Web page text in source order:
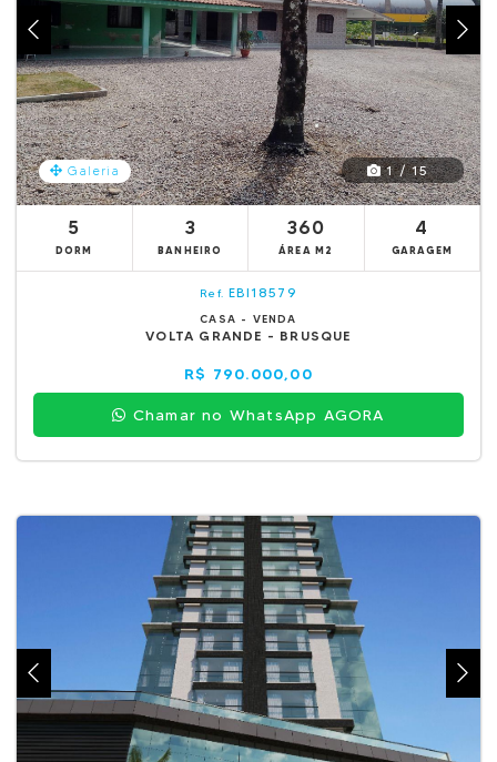
Galeria 1 / 15
5
DORM
3
BANHEIRO
360
ÁREA M2
4
GARAGEM
Ref. EBI18579
CASA - VENDA
VOLTA GRANDE - BRUSQUE
R$ 790.000,00
Chamar no WhatsApp AGORA